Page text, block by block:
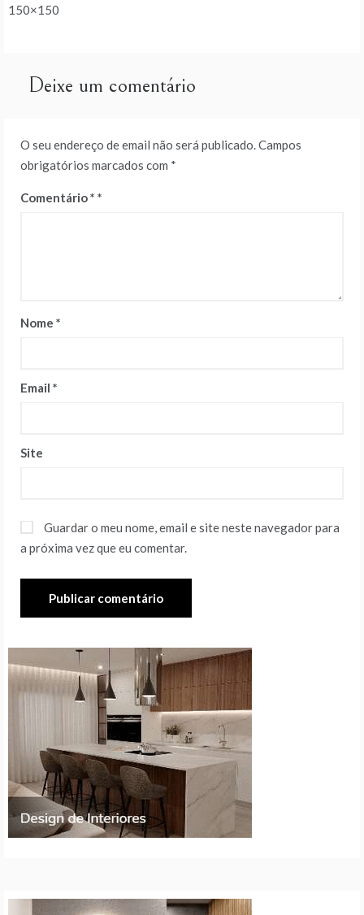
de
150×150
Deixe um comentário
O seu endereço de email não será publicado.Campos
obrigatórios marcados com *
Comentário*
Nome *
Email *
Site
Guardar o meu nome, email e site neste navegador para
a próxima vez que eu comentar.